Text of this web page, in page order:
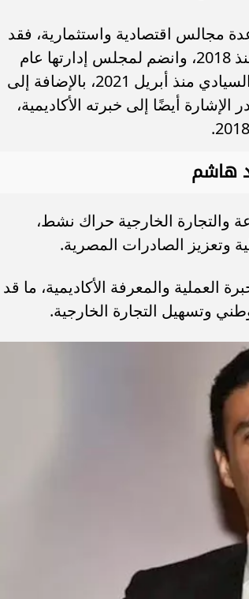
مجالس اقتصادية واستثمارية، فقد
ترأس لجنة الطاقة في غرفة التجارة الأمريكية في مصر منذ 2018، وانضم لمجلس إدارتها عام
2023، كما شغل منصب عضو مجلس إدارة صندوق مصر السيادي منذ أبريل 2021، بالإضافة إلى
أيضًا إلى خبرته الأكاديمية،
هاشم
والتجارة الخارجية حراك نشط،
وتعزيز الصادرات المصرية.
العملية والمعرفة الأكاديمية، ما قد
وتسهيل التجارة الخارجية.